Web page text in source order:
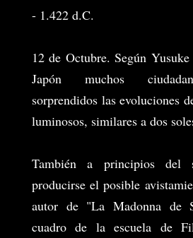
- 1.422 d.C.
12 de Octubre. Según
Japón muchos
sorprendidos las evoluciones
luminosos, similares a dos
También a principios
producirse el posible
autor de "La Madonna de
cuadro de la escuela de